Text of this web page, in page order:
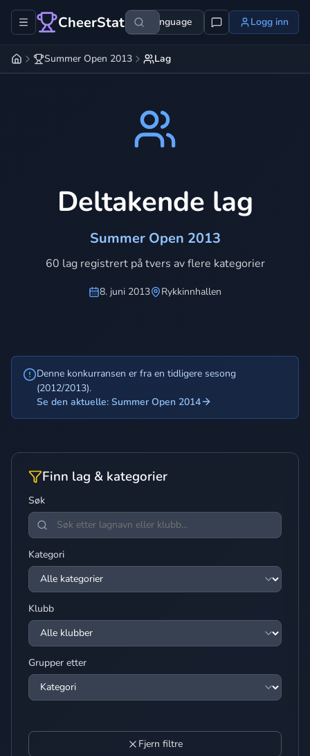
CheerStats Language Logg inn
Summer Open 2013 Lag
Deltakende lag
Summer Open 2013
60 lag registrert på tvers av flere kategorier
8. juni 2013 Rykkinnhallen
Denne konkurransen er fra en tidligere sesong
(2012/2013).
Se den aktuelle: Summer Open 2014
Finn lag & kategorier
Søk
Kategori
Klubb
Grupper etter
Fjern filtre